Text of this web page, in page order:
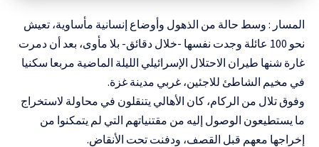
المسار : وسط حالة من الذهول وأوضاع إنسانية مأساوية، تعيش
نحو 100 عائلة وجدت نفسها -خلال دقائق- بلا مأوى، بعد أن دمرت
غارة شنها طيران الاحتلال الإسرائيلي الليلة الماضية مربعا سكنيا
في مخيم الشاطئ للاجئين، غربي مدينة غزة.
وفوق تلال من الركام، كان الأهالي يتنقلون في محاولة لاستخراج
ما يستطيعون الوصول إليه من مقتنياتهم التي لم يتمكنوا من
إخراجها معهم قبل القصف، ودفنت تحت الأنقاض.